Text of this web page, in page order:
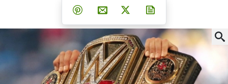
Teilen auf Facebook
Teilen auf Whatsapp
Teilen auf Telegram
Teilen auf Pinterest
Per E-Mail teilen
Post auf X